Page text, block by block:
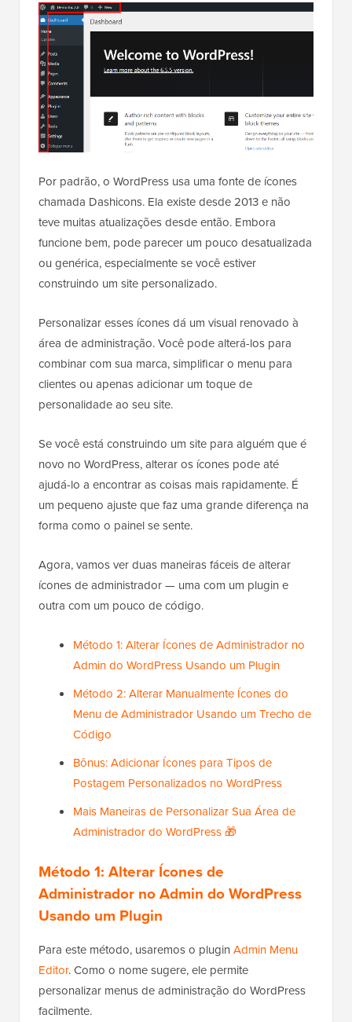
Por padrão, o WordPress usa uma fonte de ícones
chamada Dashicons. Ela existe desde 2013 e não
teve muitas atualizações desde então. Embora
funcione bem, pode parecer um pouco desatualizada
ou genérica, especialmente se você estiver
construindo um site personalizado.
Personalizar esses ícones dá um visual renovado à
área de administração. Você pode alterá-los para
combinar com sua marca, simplificar o menu para
clientes ou apenas adicionar um toque de
personalidade ao seu site.
Se você está construindo um site para alguém que é
novo no WordPress, alterar os ícones pode até
ajudá-lo a encontrar as coisas mais rapidamente. É
um pequeno ajuste que faz uma grande diferença na
forma como o painel se sente.
Agora, vamos ver duas maneiras fáceis de alterar
ícones de administrador — uma com um plugin e
outra com um pouco de código.
Método 1: Alterar Ícones de Administrador no
Admin do WordPress Usando um Plugin
Método 2: Alterar Manualmente Ícones do
Menu de Administrador Usando um Trecho de
Código
Bônus: Adicionar Ícones para Tipos de
Postagem Personalizados no WordPress
Mais Maneiras de Personalizar Sua Área de
Administrador do WordPress 🎁
Método 1: Alterar Ícones de
Administrador no Admin do WordPress
Usando um Plugin
Para este método, usaremos o plugin Admin Menu
Editor. Como o nome sugere, ele permite
personalizar menus de administração do WordPress
facilmente.